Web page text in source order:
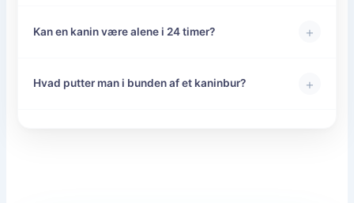
Kan en kanin være alene i 24 timer? +
Hvad putter man i bunden af et kaninbur? +